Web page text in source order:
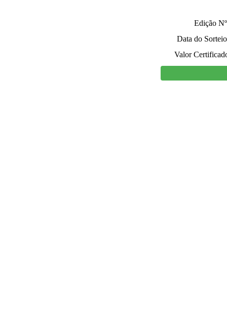
Edição
Data do
Valor